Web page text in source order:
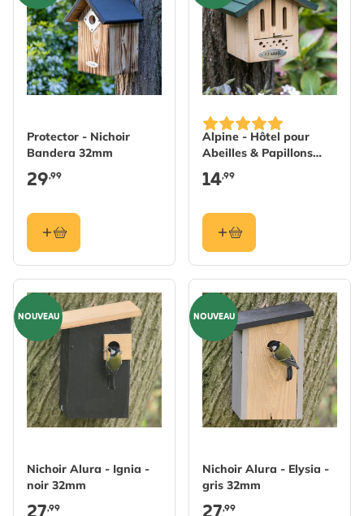
Protector - Nichoir
Bandera 32mm
29,99
Alpine - Hôtel pour
Abeilles & Papillons
Sybelles
14,99
NOUVEAU
Nichoir Alura - Ignia -
noir 32mm
,99
NOUVEAU
Nichoir Alura - Elysia -
gris 32mm
,99